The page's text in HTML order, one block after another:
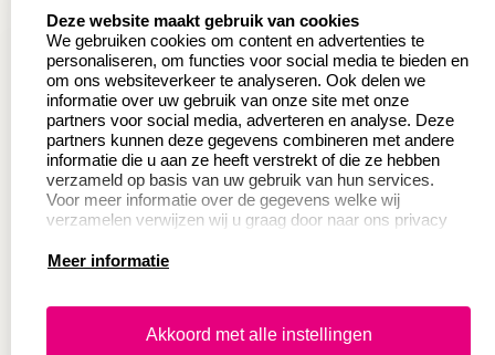
Wederverkoper
worden
Sale
Betaling & Verzending
Veel gestelde vragen
Retourneren
Herroepingsrecht
Productinformatie:
Instructie voor
Aanleverspecificaties
Deze website maakt gebruik van cookies
We gebruiken cookies om content en advertenties te
personaliseren, om functies voor social media te bieden en
om ons websiteverkeer te analyseren. Ook delen we
informatie over uw gebruik van onze site met onze
partners voor social media, adverteren en analyse. Deze
partners kunnen deze gegevens combineren met andere
informatie die u aan ze heeft verstrekt of die ze hebben
verzameld op basis van uw gebruik van hun services.
Voor meer informatie over de gegevens welke wij
verzamelen verwijzen wij u graag door naar ons privacy
Meer informatie
Akkoord met alle instellingen